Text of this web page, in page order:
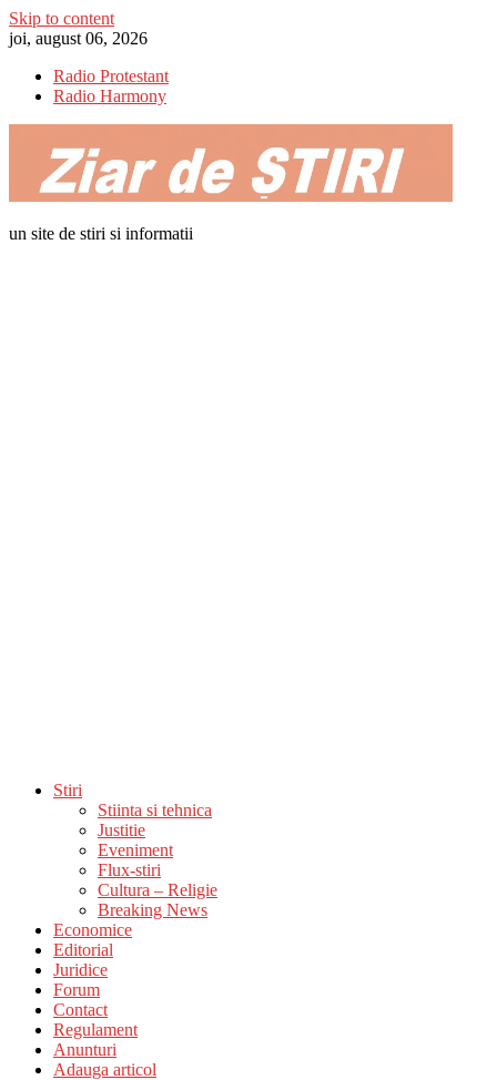
Skip to content
joi, august 06, 2026
Radio Protestant
Radio Harmony
un site de stiri si informatii
Stiri
Stiinta si tehnica
Justitie
Eveniment
Flux-stiri
Cultura – Religie
Breaking News
Economice
Editorial
Juridice
Forum
Contact
Regulament
Anunturi
Adauga articol